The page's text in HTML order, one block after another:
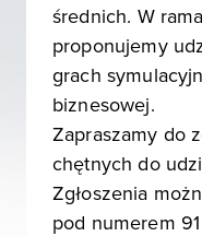
średnich. W
proponujemy
grach
biznesowej.
Zapraszamy do
chętnych do
Zgłoszenia
pod numerem